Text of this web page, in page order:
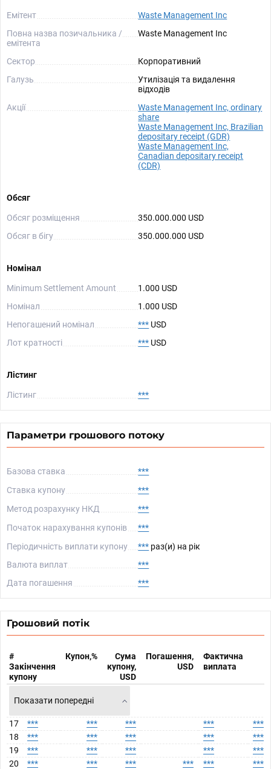
Емітент
Waste Management Inc
Повна назва позичальника /
емітента
Waste Management Inc
Сектор
Корпоративний
Галузь
Утилізація та видалення
відходів
Акції
Waste Management Inc, ordinary
share
Waste Management Inc, Brazilian
depositary receipt (GDR)
Waste Management Inc,
Canadian depositary receipt
(CDR)
Обсяг
Обсяг розміщення
350.000.000 USD
Обсяг в бігу
350.000.000 USD
Номінал
Minimum Settlement Amount
1.000 USD
Номінал
1.000 USD
Непогашений номінал
*** USD
Лот кратності
*** USD
Лістинг
Лістинг ***
Параметри грошового потоку
Базова ставка
***
Ставка купону
***
Метод розрахунку НКД
***
Початок нарахування купонів
***
Періодичність виплати купону
*** раз(и) на рік
Валюта виплат
***
Дата погашення
***
Грошовий потік
#
Закінчення
купону
Купон,%
Сума
купону,
USD
Погашення,
USD
Фактична
виплата
Показати попередні
17 *** *** *** ***
***
18
*** *** *** ***
***
19
*** *** *** ***
***
20
*** *** *** *** *** ***